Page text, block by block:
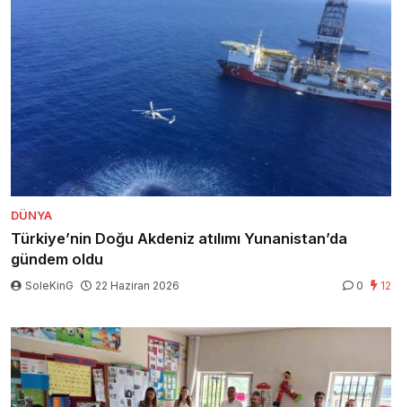
DÜNYA
Türkiye’nin Doğu Akdeniz atılımı Yunanistan’da
gündem oldu
SoleKinG 22 Haziran 2026 0 12